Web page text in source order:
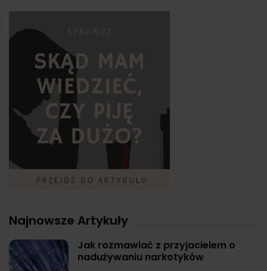
Najnowsze Artykuły
Jak rozmawiać z przyjacielem o
nadużywaniu narkotyków